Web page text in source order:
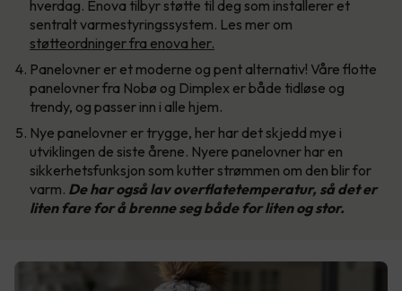
hverdag. Enova tilbyr støtte til deg som installerer et
sentralt varmestyringssystem. Les mer om
støtteordninger fra enova her.
Panelovner er et moderne og pent alternativ! Våre flotte
panelovner fra Nobø og Dimplex er både tidløse og
trendy, og passer inn i alle hjem.
Nye panelovner er trygge, her har det skjedd mye i
utviklingen de siste årene. Nyere panelovner har en
sikkerhetsfunksjon som kutter strømmen om den blir for
varm. De har også lav overflatetemperatur, så det er
liten fare for å brenne seg både for liten og stor.